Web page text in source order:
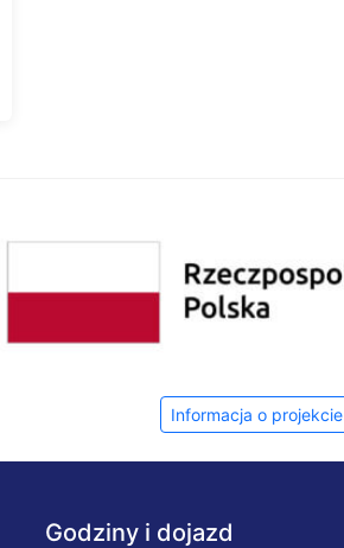
Informacja o projekcie
Godziny i dojazd